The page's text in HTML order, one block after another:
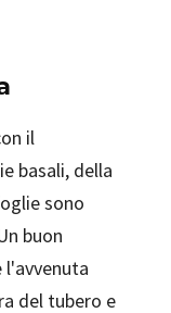
il
basali, della
sono
buon
del tubero e